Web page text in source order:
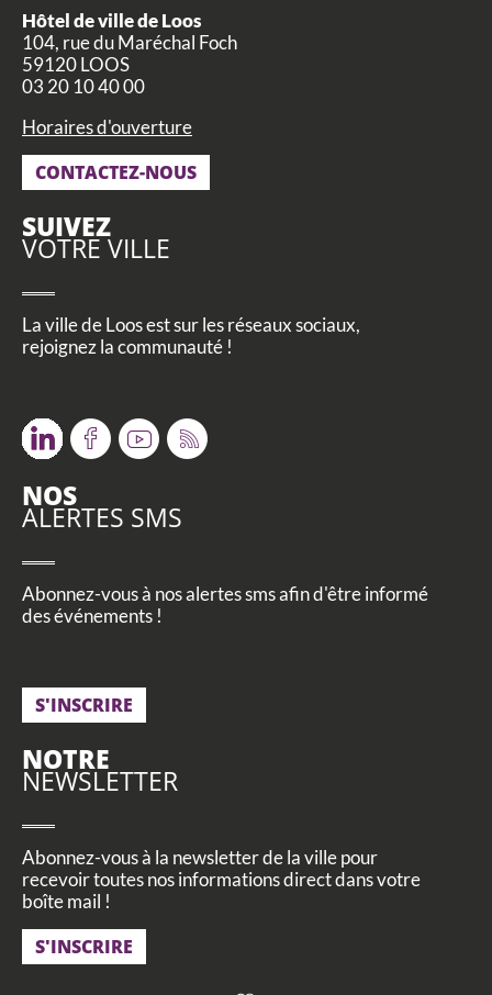
Hôtel de ville de Loos
104, rue du Maréchal Foch
59120 LOOS
03 20 10 40 00
Horaires d'ouverture
CONTACTEZ-NOUS
SUIVEZ
VOTRE VILLE
La ville de Loos est sur les réseaux sociaux,
rejoignez la communauté !
TwitterFacebookYoutube
RSS
NOS
ALERTES SMS
Abonnez-vous à nos alertes sms afin d'être informé
des événements !
S'INSCRIRE
NOTRE
NEWSLETTER
Abonnez-vous à la newsletter de la ville pour
recevoir toutes nos informations direct dans votre
boîte mail !
S'INSCRIRE